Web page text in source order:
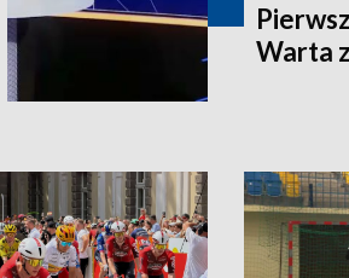
Warta